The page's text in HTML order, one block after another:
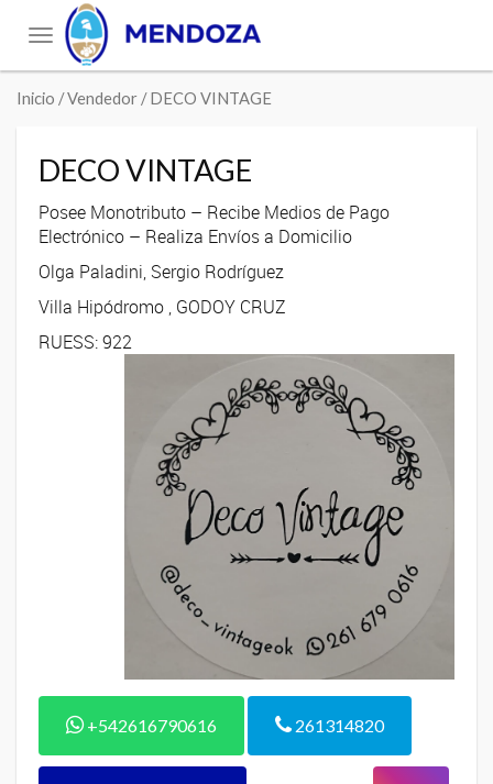
Toggle
navigation
Inicio / Vendedor / DECO VINTAGE
DECO VINTAGE
Posee Monotributo – Recibe Medios de Pago
Electrónico – Realiza Envíos a Domicilio
Olga Paladini, Sergio Rodríguez
Villa Hipódromo , GODOY CRUZ
RUESS: 922
+542616790616 261314820